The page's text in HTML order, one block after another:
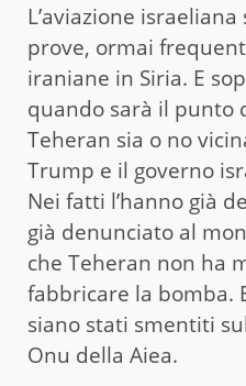
L’aviazione
prove, ormai
iraniane in Siria. E
quando sarà il punto
Teheran sia o no
Trump e il governo
Nei fatti l’hanno già
già denunciato al
che Teheran non ha
fabbricare la bomba.
siano stati smentiti
Onu della Aiea.